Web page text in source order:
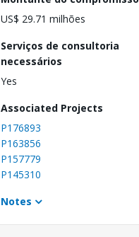
US$ 29.71 milhões
Serviços de consultoria
necessários
Yes
Associated Projects
P176893
P163856
P157779
P145310
Notes